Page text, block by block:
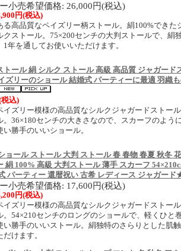
小売希望価格: 26,000円(税込)
円(税込)
る高品質なペイズリー柄ストール。絹100%できた
クストール。75×200センチの大判ストールで、絹
1年を通してお使いいただけます。
トール 絹 シルク ストール 高級 高品質 ジャガード
ズリーのショール 結婚式 パーティーに最適 羽織
税込)
イズリー模様の高品質なシルクジャガードストー
。36×180センチの大きさなので、スカーフのよう
い勝手のいいショール。
ョール ストール 大判 ストール 春 春物 春夏 秋冬
絹 100% 高級 大判ストール 薄手 スカーフ
パーティー 還暦祝い 古希 レディース ジャガー
小売希望価格: 17,600円(税込)
円(税込)
イズリー模様の高品質なシルクジャガードストー
。54×210センチのロングのショールで、軽くひと
い勝手のいいストール。絹独特のさらりとした肌
だけます。